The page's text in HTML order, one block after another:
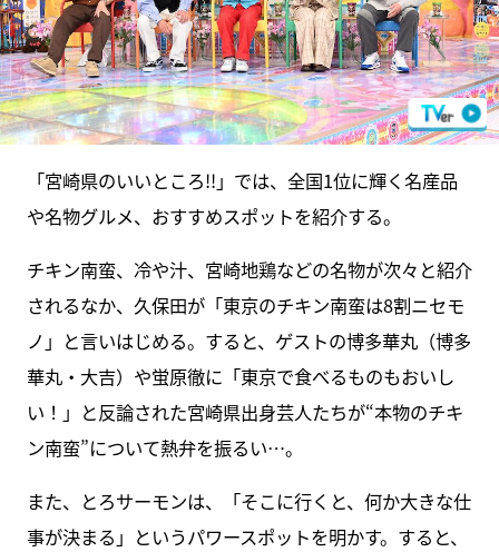
「宮崎県のいいところ!!」では、全国1位に輝く名産品
や名物グルメ、おすすめスポットを紹介する。
チキン南蛮、冷や汁、宮崎地鶏などの名物が次々と紹介
されるなか、久保田が「東京のチキン南蛮は8割ニセモ
ノ」と言いはじめる。すると、ゲストの博多華丸（博多
華丸・大吉）や蛍原徹に「東京で食べるものもおいし
い！」と反論された宮崎県出身芸人たちが“本物のチキ
ン南蛮”について熱弁を振るい…。
また、とろサーモンは、「そこに行くと、何か大きな仕
事が決まる」というパワースポットを明かす。すると、